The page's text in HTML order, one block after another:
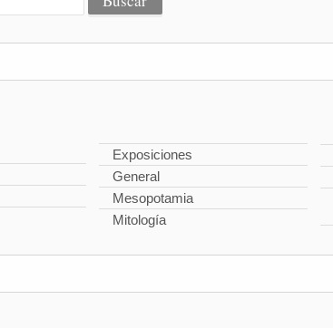
Exposiciones
General
Mesopotamia
Mitología